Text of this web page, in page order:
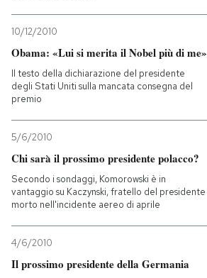
10/12/2010
Obama: «Lui si merita il Nobel più di me»
Il testo della dichiarazione del presidente
degli Stati Uniti sulla mancata consegna del
premio
5/6/2010
Chi sarà il prossimo presidente polacco?
Secondo i sondaggi, Komorowski è in
vantaggio su Kaczynski, fratello del presidente
morto nell'incidente aereo di aprile
4/6/2010
Il prossimo presidente della Germania